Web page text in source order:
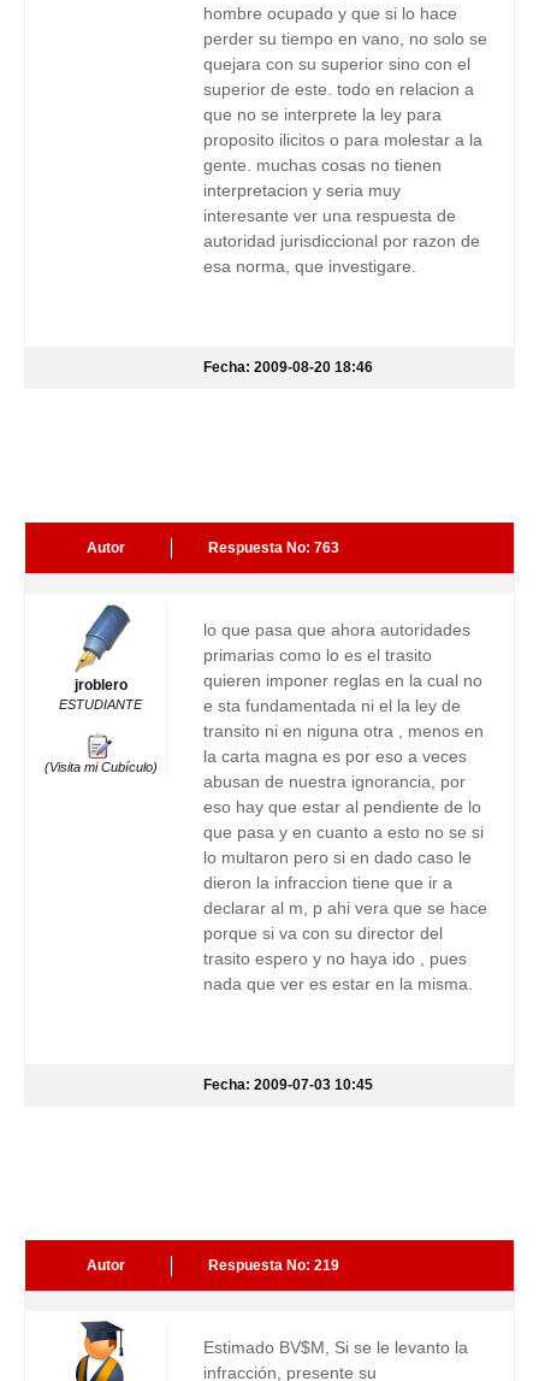
hombre ocupado y que si lo hace
perder su tiempo en vano, no solo se
quejara con su superior sino con el
superior de este. todo en relacion a
que no se interprete la ley para
proposito ilicitos o para molestar a la
gente. muchas cosas no tienen
interpretacion y seria muy
interesante ver una respuesta de
autoridad jurisdiccional por razon de
esa norma, que investigare.
Fecha: 2009-08-20 18:46
Autor Respuesta No: 763
jroblero
ESTUDIANTE
(Visita mi Cubículo)
lo que pasa que ahora autoridades
primarias como lo es el trasito
quieren imponer reglas en la cual no
e sta fundamentada ni el la ley de
transito ni en niguna otra , menos en
la carta magna es por eso a veces
abusan de nuestra ignorancia, por
eso hay que estar al pendiente de lo
que pasa y en cuanto a esto no se si
lo multaron pero si en dado caso le
dieron la infraccion tiene que ir a
declarar al m, p ahi vera que se hace
porque si va con su director del
trasito espero y no haya ido , pues
nada que ver es estar en la misma.
Fecha: 2009-07-03 10:45
Autor Respuesta No: 219
Estimado BV$M, Si se le levanto la
infracción, presente su